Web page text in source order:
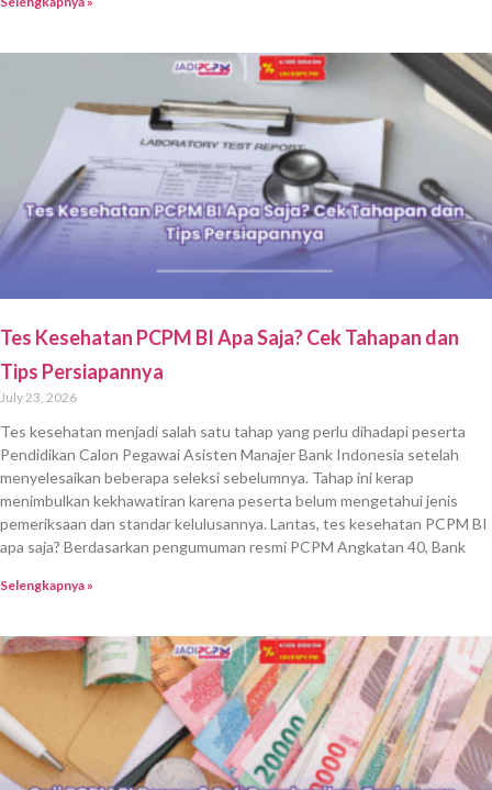
Tes Kesehatan PCPM BI Apa Saja? Cek Tahapan dan
Tips Persiapannya
July 23, 2026
Tes kesehatan menjadi salah satu tahap yang perlu dihadapi peserta
Pendidikan Calon Pegawai Asisten Manajer Bank Indonesia setelah
menyelesaikan beberapa seleksi sebelumnya. Tahap ini kerap
menimbulkan kekhawatiran karena peserta belum mengetahui jenis
pemeriksaan dan standar kelulusannya. Lantas, tes kesehatan PCPM BI
apa saja? Berdasarkan pengumuman resmi PCPM Angkatan 40, Bank
Selengkapnya »